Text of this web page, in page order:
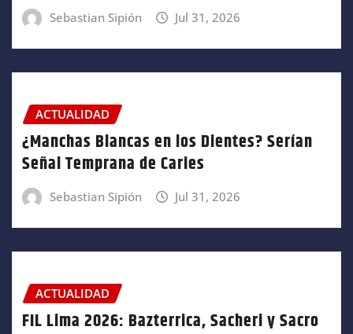
Sebastian Sipión Jul 31, 2026
ACTUALIDAD
¿Manchas Blancas en los Dientes? Serían
Señal Temprana de Caries
Sebastian Sipión Jul 31, 2026
ACTUALIDAD
FIL Lima 2026: Bazterrica, Sacheri y Sacro